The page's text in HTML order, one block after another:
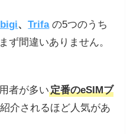
、Trifaの5つのうち
ず間違いありません。
者が多い定番のeSIMブ
介されるほど人気があ